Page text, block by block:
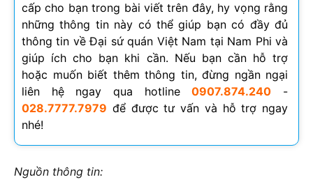
cấp cho bạn trong bài viết trên đây, hy vọng rằng
những thông tin này có thể giúp bạn có đầy đủ
thông tin về Đại sứ quán Việt Nam tại Nam Phi và
giúp ích cho bạn khi cần. Nếu bạn cần hỗ trợ
hoặc muốn biết thêm thông tin, đừng ngần ngại
liên hệ ngay qua hotline0907.874.240 -
028.7777.7979 để được tư vấn và hỗ trợ ngay
nhé!
Nguồn thông tin: